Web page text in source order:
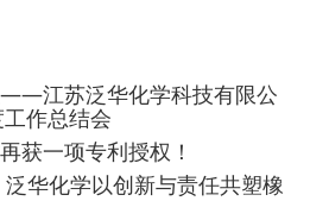
第三方检测机构以及专业
销售团队，已提交技江苏泛
限公司是专注于二氧化钛类
科技公司，热衷于研发高新
销性能优秀的产品。 旗下技
江苏泛华化学科技有限公
作总结会
获一项专利授权！
华化学以创新与责任共塑橡